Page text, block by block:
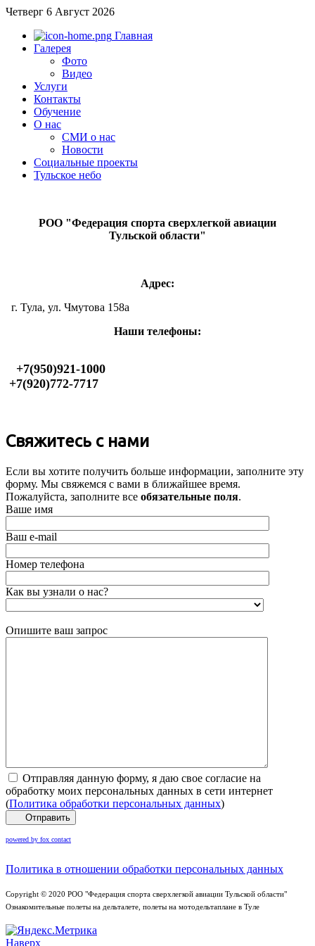
Четверг 6 Август 2026
Главная
Галерея
Фото
Видео
Услуги
Контакты
Обучение
О нас
СМИ о нас
Новости
Социальные проекты
Тульское небо
РОО "Федерация спорта сверхлегкой авиации
Тульской области"
Адрес:
г. Тула, ул. Чмутова 158а
Наши телефоны:
+7(950)921-1000
+7(920)772-7717
­Свяжитесь с нами
Если вы хотите получить больше информации, заполните эту
форму. Мы свяжемся с вами в ближайшее время.
Пожалуйста, заполните все обязательные поля.
Ваше имя
Ваш e-mail
Номер телефона
Как вы узнали о нас?
Опишите ваш запрос
Отправляя данную форму, я даю свое согласие на
обработку моих персональных данных в сети интернет
(Политика обработки персональных данных)
Отправить
powered by fox contact
Политика в отношении обработки персональных данных
Copyright © 2020 РОО "Федерация спорта сверхлегкой авиации Тульской области"
Ознакомительные полеты на дельталете, полеты на мотодельтаплане в Туле
Наверх